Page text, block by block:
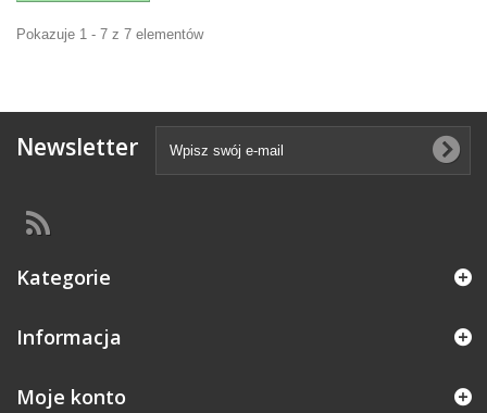
Pokazuje 1 - 7 z 7 elementów
Newsletter
Kategorie
Informacja
Moje konto